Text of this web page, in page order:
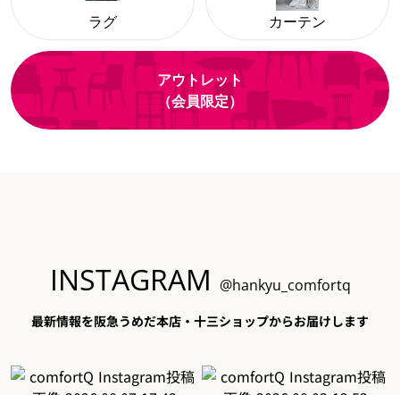
ラグ カーテン
アウトレット
（会員限定）
INSTAGRAM @hankyu_comfortq
最新情報を阪急うめだ本店・十三ショップからお届けします